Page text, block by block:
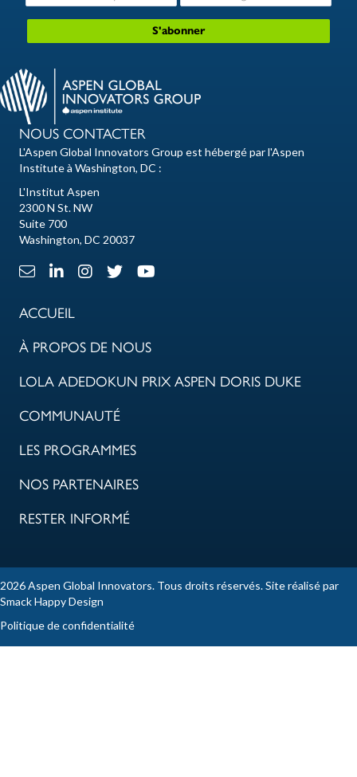
NOUS CONTACTER
L'Aspen Global Innovators Group est hébergé par l'Aspen
Institute à Washington, DC :
L'Institut Aspen
2300 N St. NW
Suite 700
Washington, DC 20037
Lien e-mailLien LinkedIn
Lien Instagram
X Lien Lien Youtube
ACCUEIL
À PROPOS DE NOUS
LOLA ADEDOKUN PRIX ASPEN DORIS DUKE
COMMUNAUTÉ
LES PROGRAMMES
NOS PARTENAIRES
RESTER INFORMÉ
2026 Aspen Global Innovators. Tous droits réservés. Site réalisé par
Smack Happy Design
Politique de confidentialité